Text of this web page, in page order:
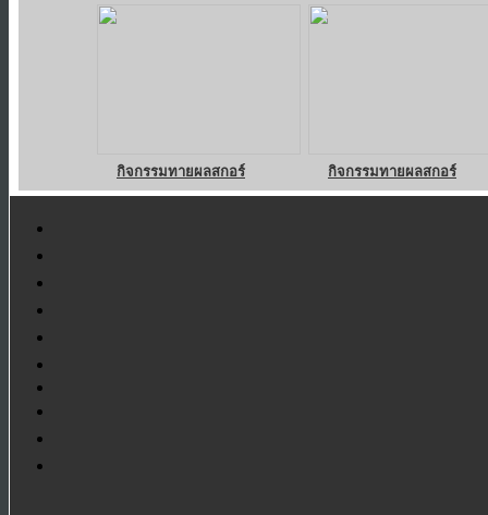
กิจกรรมทายผลสกอร์ กิจกรรมทายผลสกอร์